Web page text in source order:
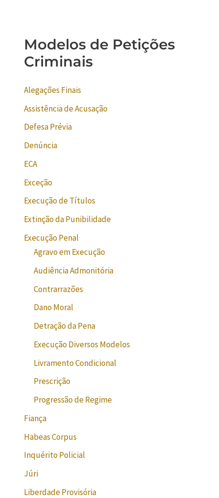
Modelos de Petições
Criminais
Alegações Finais
Assistência de Acusação
Defesa Prévia
Denúncia
ECA
Exceção
Execução de Títulos
Extinção da Punibilidade
Execução Penal
Agravo em Execução
Audiência Admonitória
Contrarrazões
Dano Moral
Detração da Pena
Execução Diversos Modelos
Livramento Condicional
Prescrição
Progressão de Regime
Fiança
Habeas Corpus
Inquérito Policial
Júri
Liberdade Provisória